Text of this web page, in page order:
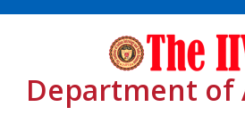
Skip
Department of